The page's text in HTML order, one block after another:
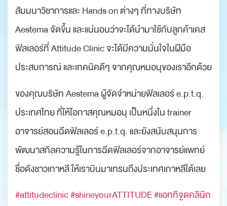
สัมมนาวิชาการและ Hands on ต่างๆ ที่ทางบริษัท
Aestema จัดขึ้น และแน่นอนว่าจะได้นำมาใช้กับลูกค้าเคส
ฟิลเลอร์ที่ Attitude Clinic จะได้มีความมั่นใจในฝีมือ
ประสบการณ์ และเทคนิคดีๆ จากคุณหมอนุของเราอีกด้วย
ของคุณบริษัท Aestema ผู้จัดจำหน่ายฟิลเลอร์ e.p.t.q.
ประเทศไทย ที่ให้โอกาสคุณหมอนุ เป็นหนึ่งใน trainer
อาจารย์สอนฉีดฟิลเลอร์ e.p.t.q. และยังสนับสนุนการ
พัฒนาสกิลความรู้ในการฉีดฟิลเลอร์จากอาจารย์แพทย์
ชื่อดังชาวเกาหลี ให้เราบินมาเทรนถึงประเทศเกาหลีใต้เลย
#attitudeclinic#shineyourATTITUDE#แอททิจูดคลินิก